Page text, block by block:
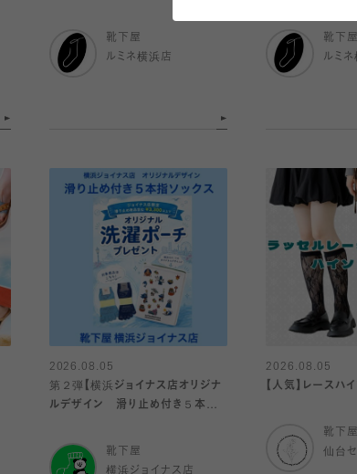
靴下屋
ルミネ横浜店
靴下屋
ルミ
2026.08.05
第２弾【横浜ジョイナス店オリジナ
ルデザイン 滑り止め付き５本指
靴下屋
横浜ジョイナス店
2026.08.05
【人気】レースハ
靴下屋
仙台